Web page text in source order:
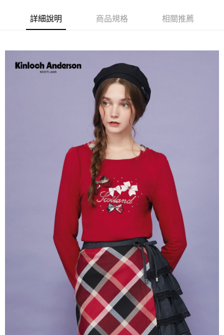
運送方式
每筆NT$60，滿NT$1,000(含以上)免運費
每筆NT$60，滿NT$1,000(含以上)免運費
詳細說明 商品規格 相關推薦